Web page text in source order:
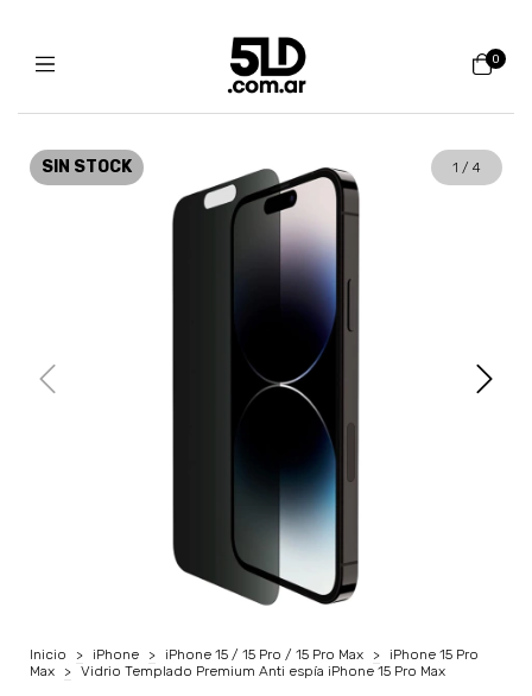
0
SIN STOCK 1 / 4
Inicio > iPhone > iPhone 15 / 15 Pro / 15 Pro Max >
iPhone 15 Pro
Max
> Vidrio Templado Premium Anti espía iPhone 15 Pro Max